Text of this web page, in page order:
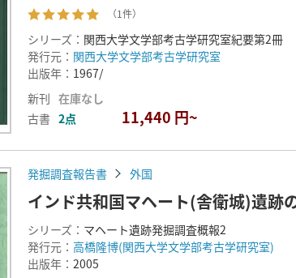
（1件）
シリーズ： 関西大学文学部考古学研究室紀要第2冊
発行元： 関西大学文学部考古学研究室
出版年： 1967/
新刊 在庫なし
古書 2点 11,440 円~
発掘調査報告書 外国
インド共和国マヘート(舎衛城)遺跡
シリーズ： マヘート遺跡発掘調査概報2
発行元： 高橋隆博(関西大学文学部考古学研究室)
出版年： 2005